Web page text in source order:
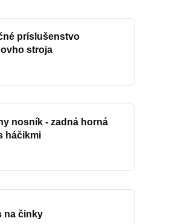
príslušenstvo
stroja
nosník - zadná horná
háčikmi
na činky